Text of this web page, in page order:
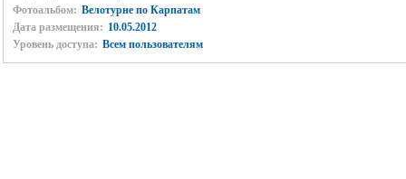
Фотоальбом: Велотурне по Карпатам
Дата размещения: 10.05.2012
Уровень доступа: Всем пользователям